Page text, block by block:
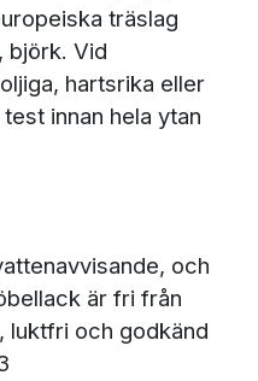
träslag
björk. Vid
hartsrika eller
innan hela ytan
och
är fri från
luktfri och godkänd